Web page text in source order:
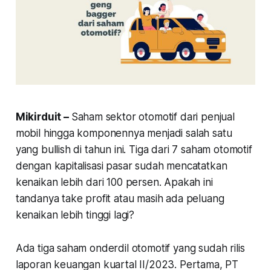
Mikirduit – Saham sektor otomotif dari penjual
mobil hingga komponennya menjadi salah satu
yang bullish di tahun ini. Tiga dari 7 saham otomotif
dengan kapitalisasi pasar sudah mencatatkan
kenaikan lebih dari 100 persen. Apakah ini
tandanya take profit atau masih ada peluang
kenaikan lebih tinggi lagi?
Ada tiga saham onderdil otomotif yang sudah rilis
laporan keuangan kuartal II/2023. Pertama, PT